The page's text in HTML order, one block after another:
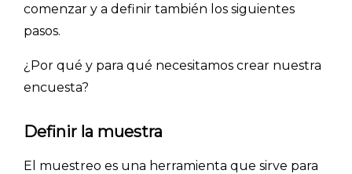
comenzar y a definir también los siguientes
pasos.
¿Por qué y para qué necesitamos crear nuestra
encuesta?
Definir la muestra
El muestreo es una herramienta que sirve para